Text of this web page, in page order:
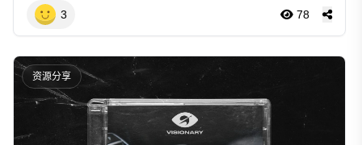
3 78
资源分享